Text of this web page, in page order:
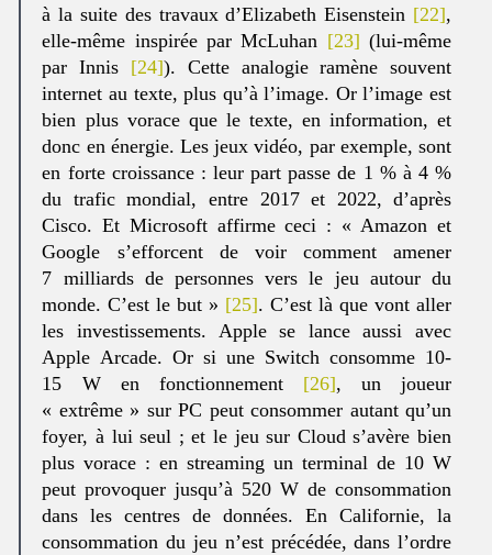
à la suite des travaux d’Elizabeth Eisenstein [22],
elle-même inspirée par McLuhan [23] (lui-même
par Innis [24]). Cette analogie ramène souvent
internet au texte, plus qu’à l’image. Or l’image est
bien plus vorace que le texte, en information, et
donc en énergie. Les jeux vidéo, par exemple, sont
en forte croissance : leur part passe de 1 % à 4 %
du trafic mondial, entre 2017 et 2022, d’après
Cisco. Et Microsoft affirme ceci : « Amazon et
Google s’efforcent de voir comment amener
7 milliards de personnes vers le jeu autour du
monde. C’est le but » [25]. C’est là que vont aller
les investissements. Apple se lance aussi avec
Apple Arcade. Or si une Switch consomme 10-
15 W en fonctionnement [26], un joueur
« extrême » sur PC peut consommer autant qu’un
foyer, à lui seul ; et le jeu sur Cloud s’avère bien
plus vorace : en streaming un terminal de 10 W
peut provoquer jusqu’à 520 W de consommation
dans les centres de données. En Californie, la
consommation du jeu n’est précédée, dans l’ordre